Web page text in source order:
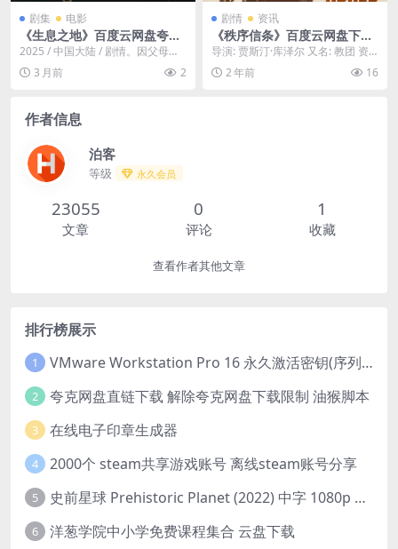
剧集 电影
《生息之地》百度云网盘夸克
下载.阿里云盘.中字.(2025)
2025 / 中国大陆 / 剧情。因父母工
作原因，十岁的徐闯一直寄居在乡
下姥姥家...
3 月前 2
剧情 资讯
《秩序信条》百度云网盘下载.
阿里云盘.英语中字.(2024)
导演: 贾斯汀·库泽尔 又名: 教团 资
源下载：秩序信条下载阿里云盘,百
度云盘,...
2 年前 16
作者信息
泊客
等级 永久会员
23055
文章
0
评论
1
收藏
查看作者其他文章
排行榜展示
1 VMware Workstation Pro 16 永久激活密钥(序列号)
2 夸克网盘直链下载 解除夸克网盘下载限制 油猴脚本
3 在线电子印章生成器
4 2000个 steam共享游戏账号 离线steam账号分享
5 史前星球 Prehistoric Planet (2022) 中字 1080p 高清 阿里云盘 2022.5.27已更新全集
6 洋葱学院中小学免费课程集合 云盘下载